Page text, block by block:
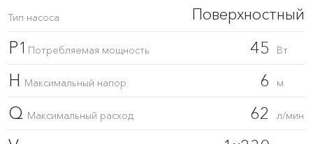
Тип насоса Поверхностный
P1 Потребляемая мощность 45 Вт
H Максимальный напор 6 м
Q Максимальный расход 62 л/мин